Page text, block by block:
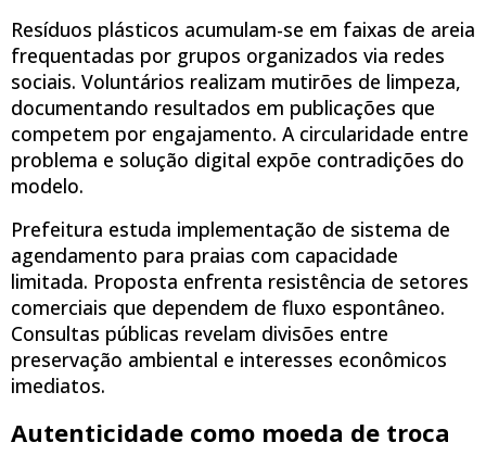
Resíduos plásticos acumulam-se em faixas de areia
frequentadas por grupos organizados via redes
sociais. Voluntários realizam mutirões de limpeza,
documentando resultados em publicações que
competem por engajamento. A circularidade entre
problema e solução digital expõe contradições do
modelo.
Prefeitura estuda implementação de sistema de
agendamento para praias com capacidade
limitada. Proposta enfrenta resistência de setores
comerciais que dependem de fluxo espontâneo.
Consultas públicas revelam divisões entre
preservação ambiental e interesses econômicos
imediatos.
Autenticidade como moeda de troca